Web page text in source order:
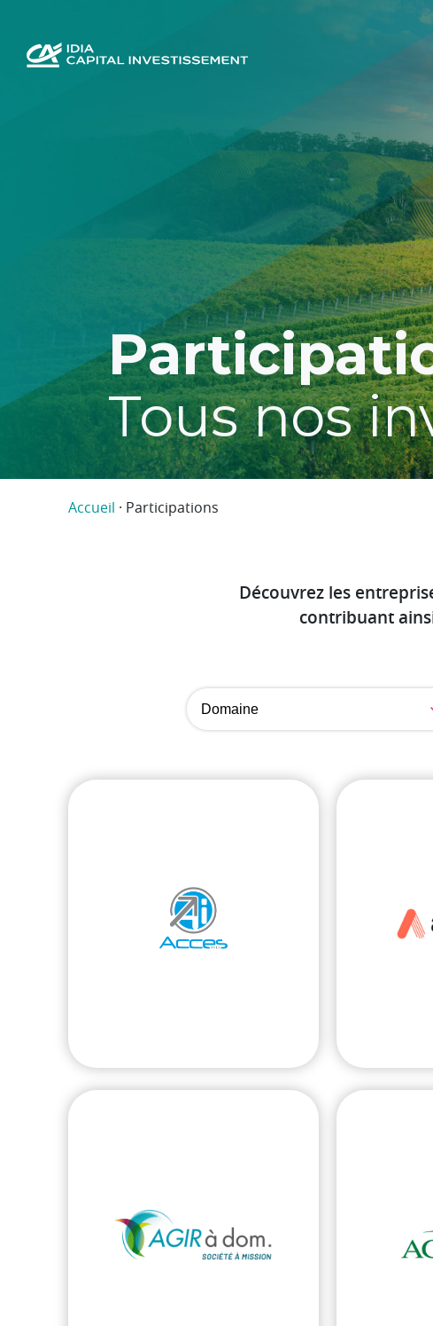
Tous nos
Accueil · Participations
Découvrez les
contribuant
Domaine